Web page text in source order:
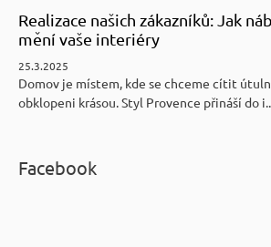
Realizace našich zákazníků: Jak
mění vaše interiéry
25.3.2025
Domov je místem, kde se chceme cítit
obklopeni krásou. Styl Provence přináší do
Facebook